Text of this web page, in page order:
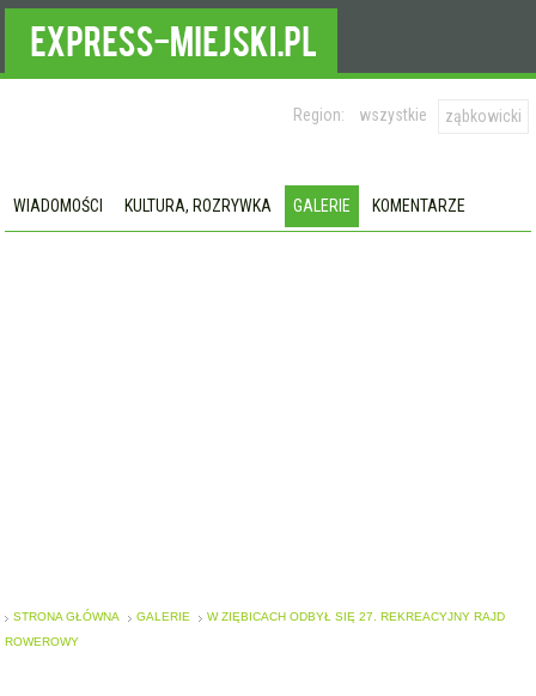
Region: wszystkie ząbkowicki
WIADOMOŚCI KULTURA, ROZRYWKA GALERIE KOMENTARZE
STRONA GŁÓWNA GALERIE
W ZIĘBICACH ODBYŁ SIĘ 27. REKREACYJNY RAJD
ROWEROWY